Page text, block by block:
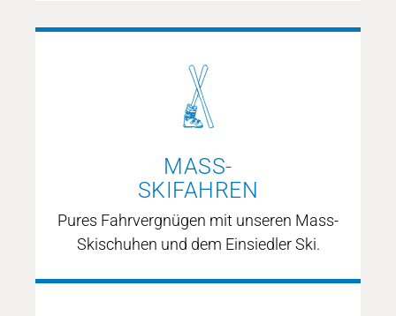
ORTHOPÄDIE
MASS-
SKIFAHREN
Pures Fahrvergnügen mit unseren Mass-
Skischuhen und dem Einsiedler Ski.